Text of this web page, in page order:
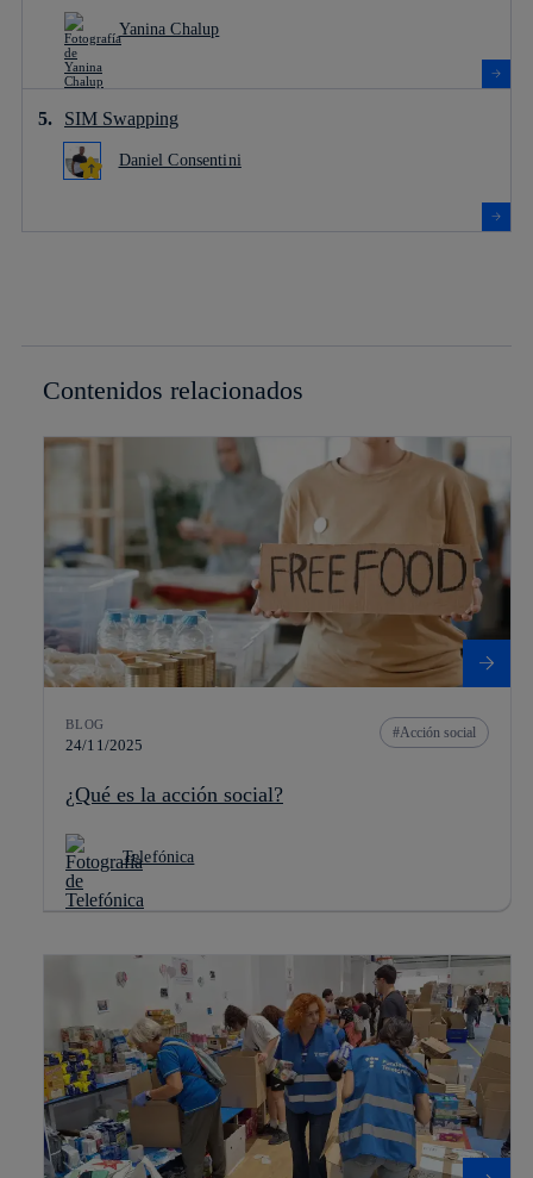
Yanina Chalup
SIM Swapping
Daniel Consentini
Contenidos relacionados
BLOG
24/11/2025
Acción social
¿Qué es la acción social?
Telefónica